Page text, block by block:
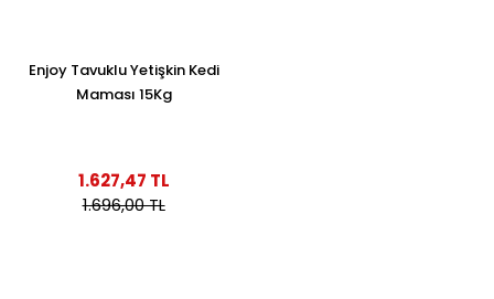
Enjoy Tavuklu Yetişkin Kedi
Maması 15Kg
1.627,47 TL
1.696,00 TL